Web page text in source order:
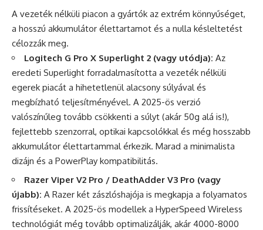
A vezeték nélküli piacon a gyártók az extrém könnyűséget,
a hosszú akkumulátor élettartamot és a nulla késleltetést
célozzák meg.
Logitech G Pro X Superlight 2 (vagy utódja): Az
eredeti Superlight forradalmasította a vezeték nélküli
egerek piacát a hihetetlenül alacsony súlyával és
megbízható teljesítményével. A 2025-ös verzió
valószínűleg tovább csökkenti a súlyt (akár 50g alá is!),
fejlettebb szenzorral, optikai kapcsolókkal és még hosszabb
akkumulátor élettartammal érkezik. Marad a minimalista
dizájn és a PowerPlay kompatibilitás.
Razer Viper V2 Pro / DeathAdder V3 Pro (vagy
újabb): A Razer két zászlóshajója is megkapja a folyamatos
frissítéseket. A 2025-ös modellek a HyperSpeed Wireless
technológiát még tovább optimalizálják, akár 4000-8000